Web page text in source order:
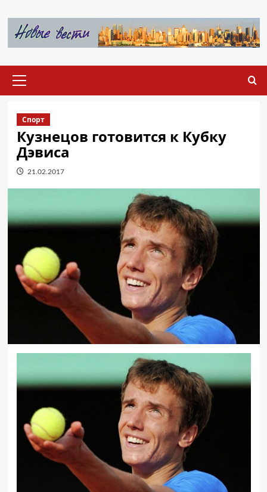
содержимому
меню
Спорт
Кузнецов готовится к Кубку
Дэвиса
21.02.2017